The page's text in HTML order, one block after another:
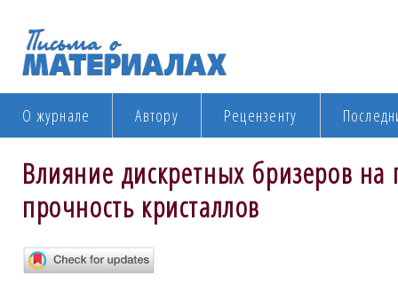
О журнале Автору Рецензенту
Влияние дискретных бризеров на
прочность кристаллов